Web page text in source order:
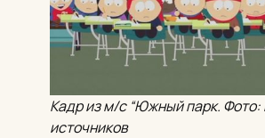
Кадр из м/с “Южный парк. Фото:
источников